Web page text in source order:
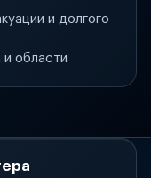
и долгого
и области